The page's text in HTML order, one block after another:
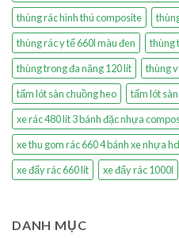
thùng rác hình thú composite
thùng rác y tế 660l màu đen
thùng
thùng trong đa năng 120 lít
thùng
tấm lót sàn chuồng heo
tấm lót
xe rác 480 lít 3 bánh đặc nhựa
xe thu gom rác 660 4 bánh xe nhựa
xe đẩy rác 660 lít
xe đẩy rác 1000l
DANH MỤC